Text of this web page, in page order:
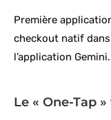
Première
checkout natif dans
l’application Gemini.
Le « One-Tap